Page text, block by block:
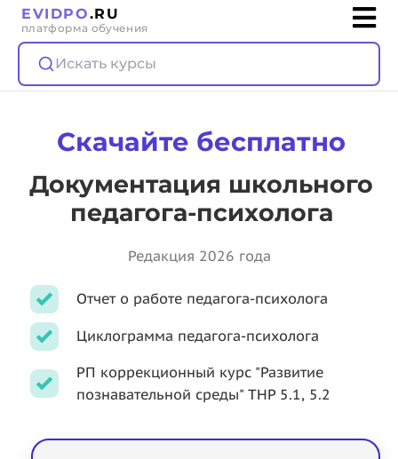
EVIDPO.RU
платформа обучения
Искать курсы
Скачайте бесплатно
Документация школьного
педагога-психолога
Редакция 2026 года
Отчет о работе педагога-психолога
Циклограмма педагога-психолога
РП коррекционный курс "Развитие
познавательной среды" ТНР 5.1, 5.2